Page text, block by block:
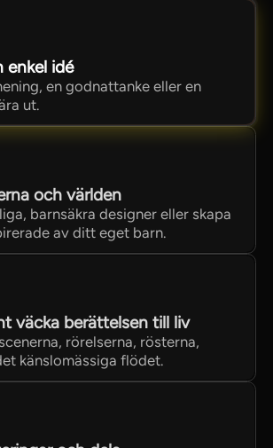
enkel idé
en godnattanke eller en
ut.
och världen
barnsäkra designer eller skapa
av ditt eget barn.
väcka berättelsen till liv
rörelserna, rösterna,
känslomässiga flödet.